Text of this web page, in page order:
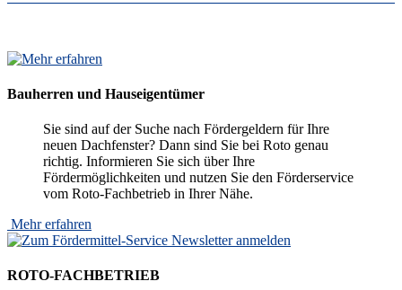
Bauherren und Hauseigentümer
Sie sind auf der Suche nach Fördergeldern für Ihre
neuen Dachfenster? Dann sind Sie bei Roto genau
richtig. Informieren Sie sich über Ihre
Fördermöglichkeiten und nutzen Sie den Förderservice
vom Roto-Fachbetrieb in Ihrer Nähe.
Mehr erfahren
ROTO-FACHBETRIEB